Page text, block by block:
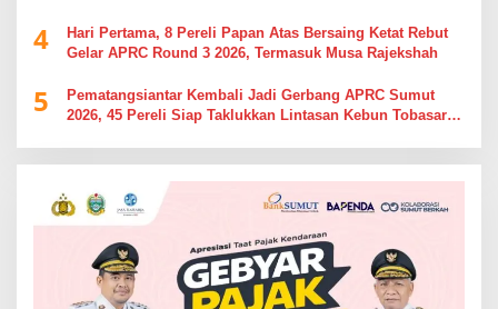
4
Hari Pertama, 8 Pereli Papan Atas Bersaing Ketat Rebut
Gelar APRC Round 3 2026, Termasuk Musa Rajekshah
5
Pematangsiantar Kembali Jadi Gerbang APRC Sumut
2026, 45 Pereli Siap Taklukkan Lintasan Kebun Tobasari